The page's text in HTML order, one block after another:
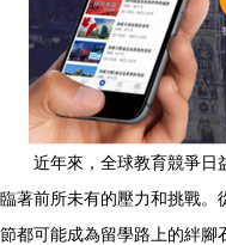
近年來，全球教育競爭日
臨著前所未有的壓力和挑戰。
節都可能成為留學路上的絆腳